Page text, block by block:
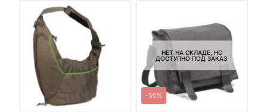
НЕТ НА СКЛАДЕ, НО
ДОСТУПНО ПОД ЗАКАЗ.
-50%